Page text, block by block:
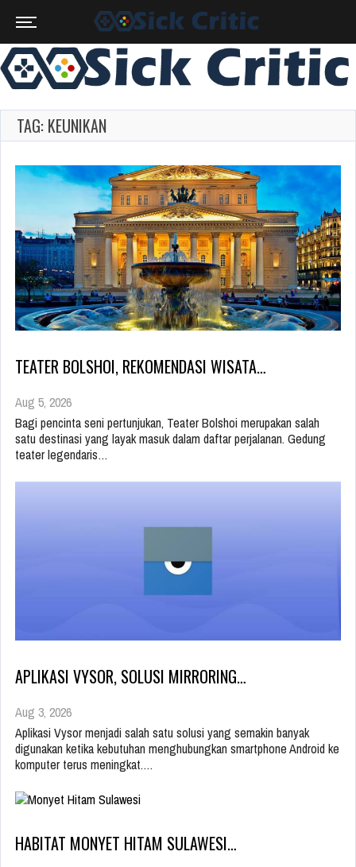
TAG: KEUNIKAN
TEATER BOLSHOI, REKOMENDASI WISATA…
Aug 5, 2026
Bagi pencinta seni pertunjukan, Teater Bolshoi merupakan salah
satu destinasi yang layak masuk dalam daftar perjalanan. Gedung
teater legendaris…
APLIKASI VYSOR, SOLUSI MIRRORING…
Aug 3, 2026
Aplikasi Vysor menjadi salah satu solusi yang semakin banyak
digunakan ketika kebutuhan menghubungkan smartphone Android ke
komputer terus meningkat.…
HABITAT MONYET HITAM SULAWESI…